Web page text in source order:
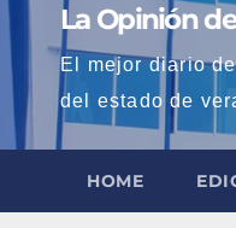
La Opinión
El mejor diario
del estado de
HOME